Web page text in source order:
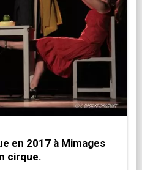
en 2017 à Mimages
cirque.